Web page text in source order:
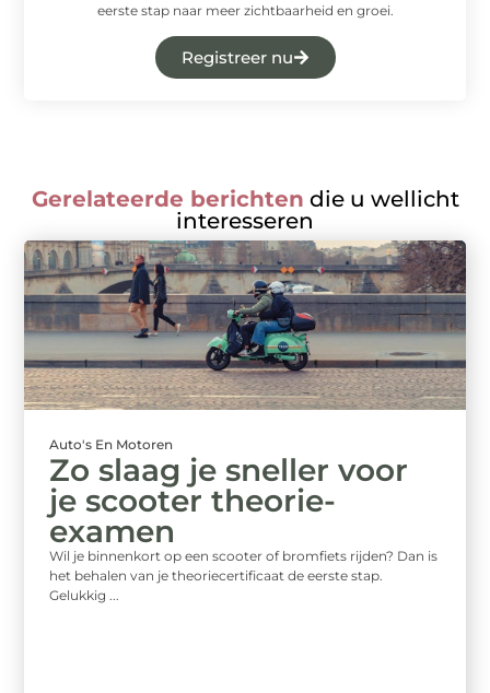
eerste stap naar meer zichtbaarheid en groei.
Registreer nu
Gerelateerde berichten die u wellicht
interesseren
Auto's En Motoren
Zo slaag je sneller voor
je scooter theorie-
examen
Wil je binnenkort op een scooter of bromfiets rijden? Dan is
het behalen van je theoriecertificaat de eerste stap.
Gelukkig ...